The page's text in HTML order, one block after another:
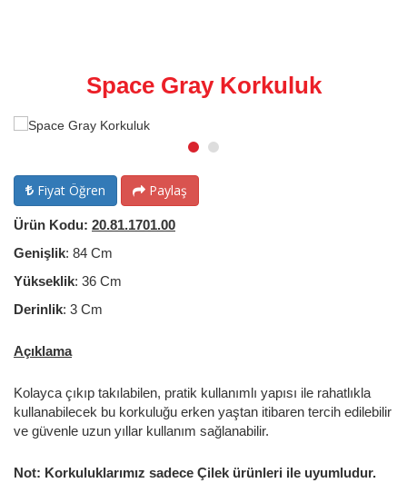
Space Gray Korkuluk
Fiyat Öğren Paylaş
Ürün Kodu: 20.81.1701.00
Genişlik: 84 Cm
Yükseklik: 36 Cm
Derinlik: 3 Cm
Açıklama
Kolayca çıkıp takılabilen, pratik kullanımlı yapısı ile rahatlıkla
kullanabilecek bu korkuluğu erken yaştan itibaren tercih edilebilir
ve güvenle uzun yıllar kullanım sağlanabilir.
Not: Korkuluklarımız sadece Çilek ürünleri ile uyumludur.